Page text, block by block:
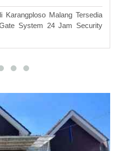
Karangploso Malang Tersedia
System 24 Jam Security